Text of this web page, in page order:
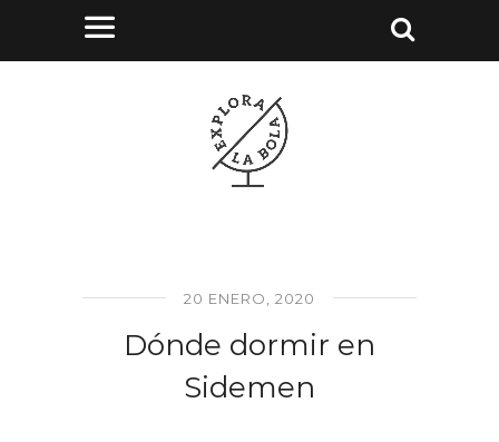
20 ENERO, 2020
Dónde dormir en
Sidemen